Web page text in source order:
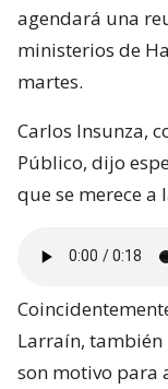
agendará una
ministerios de
martes.
Carlos Insunza,
Público, dijo
que se merece a
Larraín, también
son motivo para